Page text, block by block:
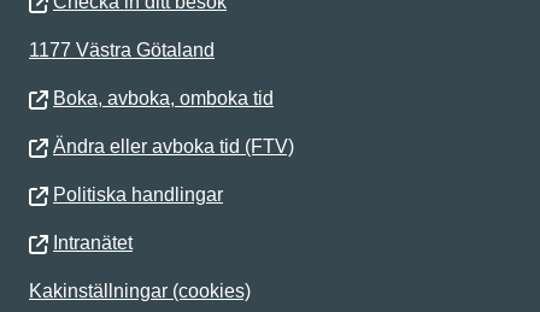
1177 Västra Götaland
Boka, avboka, omboka tid
Ändra eller avboka tid (FTV)
Politiska handlingar
Intranätet
Kakinställningar (cookies)